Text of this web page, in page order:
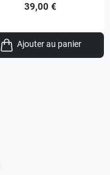
39,00 €
Ajouter au panier